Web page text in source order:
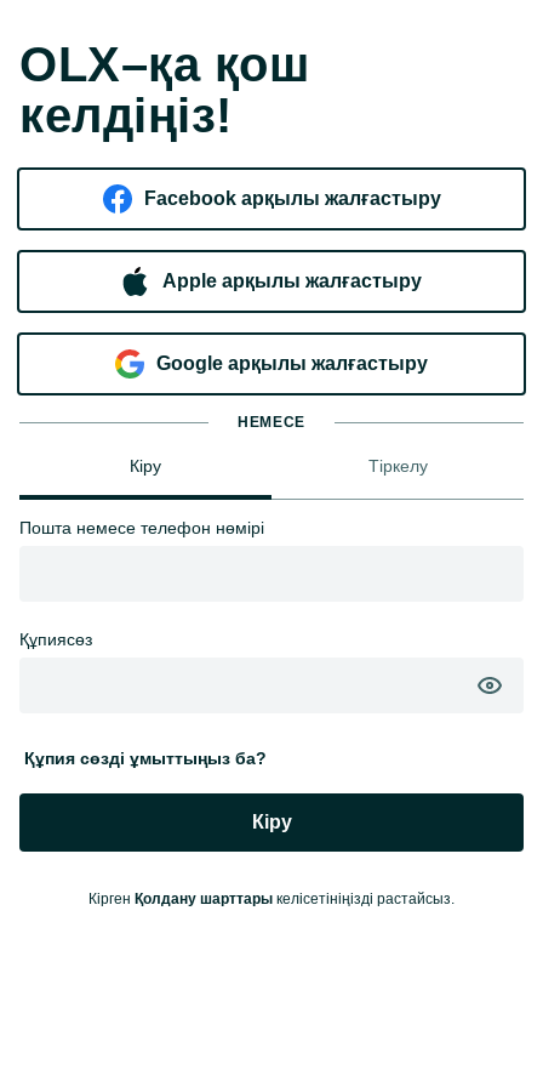
OLX–қа қош
келдіңіз!
Facebook арқылы жалғастыру
Apple арқылы жалғастыру
Google арқылы жалғастыру
НЕМЕСЕ
Кіру Тіркелу
Пошта немесе телефон нөмірі
Құпиясөз
Құпия сөзді ұмыттыңыз ба?
Кіру
Кірген Қолдану шарттары келісетініңізді растайсыз.